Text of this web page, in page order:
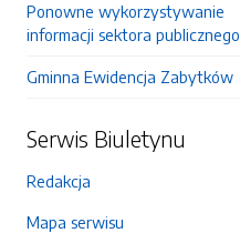
Ponowne wykorzystywanie
informacji sektora publicznego
Gminna Ewidencja Zabytków
Serwis Biuletynu
Redakcja
Mapa serwisu